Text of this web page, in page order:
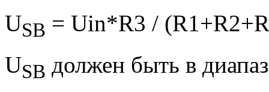
USB = Uin*R3 /
USB должен быть в